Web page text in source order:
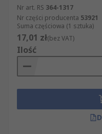
Nr art. RS 364-1317
Nr części producenta 53921
Suma częściowa (1 sztuka)
17,01 zł(bez VAT)
Ilość